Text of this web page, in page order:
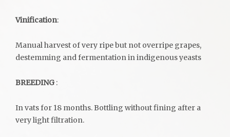
Vinification:
Manual harvest of very ripe but not overripe grapes,
destemming and fermentation in indigenous yeasts
BREEDING:
In vats for 18 months. Bottling without fining after a
very light filtration.